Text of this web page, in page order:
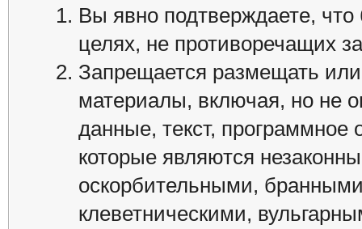
Вы явно подтверждаете, что
целях, не противоречащих
Запрещается размещать
материалы, включая, но не
данные, текст,
которые являются
оскорбительными,
клеветническими,